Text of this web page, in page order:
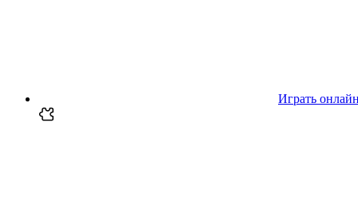
Играть онлайн